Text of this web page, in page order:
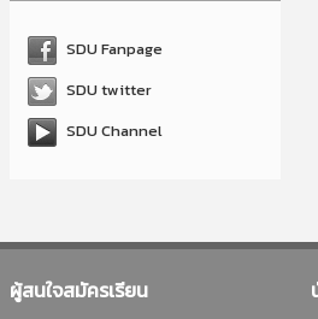
SDU Fanpage
SDU twitter
SDU Channel
ผู้สนใจสมัครเรียน